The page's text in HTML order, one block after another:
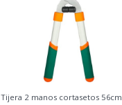
Tijera 2 manos cortasetos 56cm